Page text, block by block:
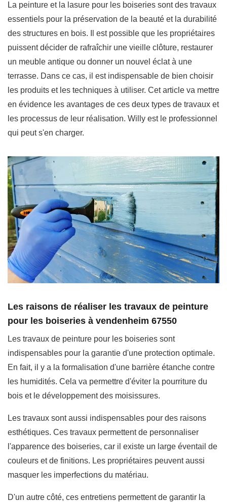
La peinture et la lasure pour les boiseries sont des travaux
essentiels pour la préservation de la beauté et la durabilité
des structures en bois. Il est possible que les propriétaires
puissent décider de rafraîchir une vieille clôture, restaurer
un meuble antique ou donner un nouvel éclat à une
terrasse. Dans ce cas, il est indispensable de bien choisir
les produits et les techniques à utiliser. Cet article va mettre
en évidence les avantages de ces deux types de travaux et
les processus de leur réalisation. Willy est le professionnel
qui peut s'en charger.
Les raisons de réaliser les travaux de peinture
pour les boiseries à vendenheim 67550
Les travaux de peinture pour les boiseries sont
indispensables pour la garantie d'une protection optimale.
En fait, il y a la formalisation d'une barrière étanche contre
les humidités. Cela va permettre d'éviter la pourriture du
bois et le développement des moisissures.
Les travaux sont aussi indispensables pour des raisons
esthétiques. Ces travaux permettent de personnaliser
l'apparence des boiseries, car il existe un large éventail de
couleurs et de finitions. Les propriétaires peuvent aussi
masquer les imperfections du matériau.
D'un autre côté, ces entretiens permettent de garantir la